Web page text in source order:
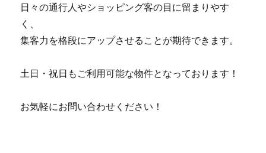
日々の通行人やショッピング客の目に留まりやす
く、
集客力を格段にアップさせることが期待できます。
土日・祝日もご利用可能な物件となっております！
お気軽にお問い合わせください！